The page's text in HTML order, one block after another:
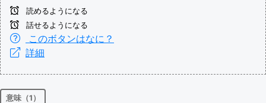
読めるようになる
話せるようになる
このボタンはなに？
詳細
意味（1）